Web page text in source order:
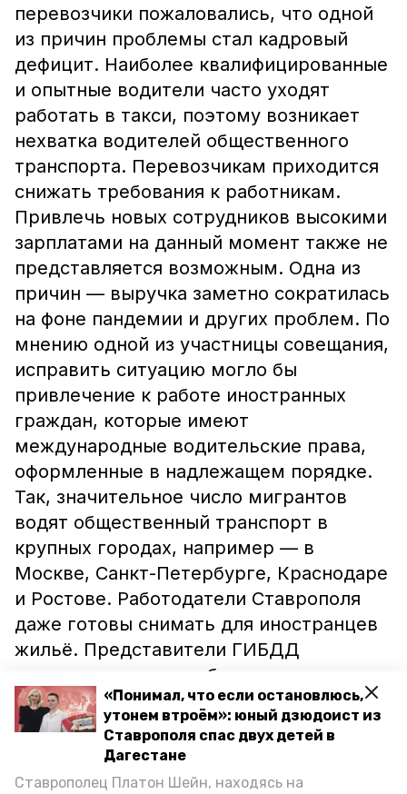
«Понимал, что если остановлюсь,
утонем втроём»: юный дзюдоист из
Ставрополя спас двух детей в
Дагестане
Ставрополец Платон Шейн, находясь на
перевозчики пожаловались, что одной
из причин проблемы стал кадровый
дефицит. Наиболее квалифицированные
и опытные водители часто уходят
работать в такси, поэтому возникает
нехватка водителей общественного
транспорта. Перевозчикам приходится
снижать требования к работникам.
Привлечь новых сотрудников высокими
зарплатами на данный момент также не
представляется возможным. Одна из
причин — выручка заметно сократилась
на фоне пандемии и других проблем. По
мнению одной из участницы совещания,
исправить ситуацию могло бы
привлечение к работе иностранных
граждан, которые имеют
международные водительские права,
оформленные в надлежащем порядке.
Так, значительное число мигрантов
водят общественный транспорт в
крупных городах, например — в
Москве, Санкт-Петербурге, Краснодаре
и Ростове. Работодатели Ставрополя
даже готовы снимать для иностранцев
жильё. Представители ГИБДД
отметили, что проработают этот вопрос
с учётом действующего
законодательства и предоставят
перевозчикам разъяснения. Напомним,
ранее губернатор Ставрополья